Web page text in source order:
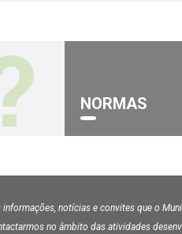
NORMAS
informações, notícias e convites que o
no âmbito das atividades